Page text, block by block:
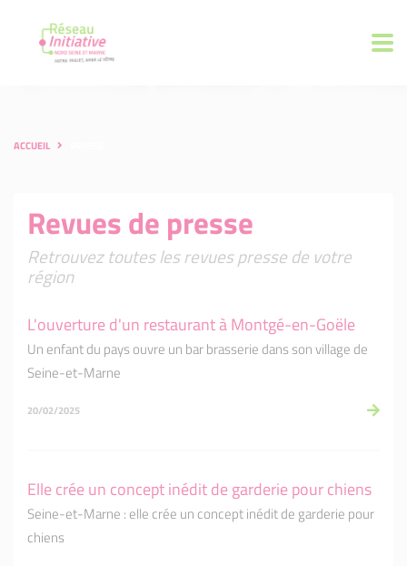
ACCUEIL
Revues de presse
Retrouvez toutes les revues presse de votre
région
L'ouverture d'un restaurant à Montgé-en-Goële
Un enfant du pays ouvre un bar brasserie dans son village de
Seine-et-Marne
20/02/2025
Elle crée un concept inédit de garderie pour chiens
Seine-et-Marne : elle crée un concept inédit de garderie pour
chiens